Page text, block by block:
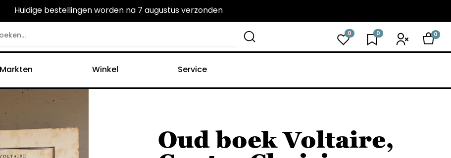
Huidige bestellingen worden na 7 augustus verzonden
0 0 0
Markten Winkel Service
Oud boek Voltaire,